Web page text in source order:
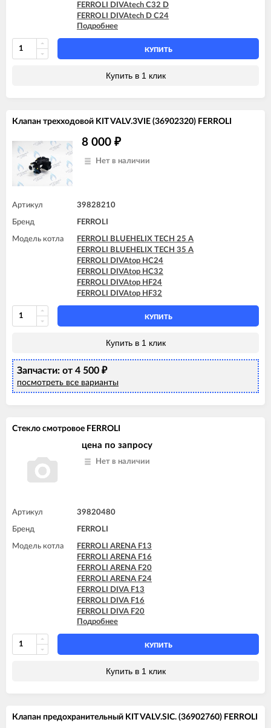
FERROLI DIVAtech C32 D
FERROLI DIVAtech D C24
FERROLI DIVAtech D C32
FERROLI DIVAtech D F32
FERROLI DIVAtech D HF32
FERROLI DIVAtech F32 D
FERROLI DIVAtop F32
FERROLI DIVAtop micro F32
FERROLI DIVAtop ST C32
FERROLI DIVAtop ST F32
FERROLI DOMINA C32 N
FERROLI DOMIproject F32
FERROLI DOMItech F32
FERROLI DOMItech F32 D
Подробнее
КУПИТЬ
Купить в 1 клик
Клапан трехходовой KIT VALV.3VIE (36902320) FERROLI
8 000 ₽
Нет в наличии
Артикул 39828210
Бренд FERROLI
Модель котла
FERROLI BLUEHELIX TECH 25 A
FERROLI BLUEHELIX TECH 35 A
FERROLI DIVAtop HC24
FERROLI DIVAtop HC32
FERROLI DIVAtop HF24
FERROLI DIVAtop HF32
КУПИТЬ
Купить в 1 клик
Запчасти: от 4 500 ₽
посмотреть все варианты
Стекло смотровое FERROLI
цена по запросу
Нет в наличии
Артикул 39820480
Бренд FERROLI
Модель котла
FERROLI ARENA F13
FERROLI ARENA F16
FERROLI ARENA F20
FERROLI ARENA F24
FERROLI DIVA F13
FERROLI DIVA F16
FERROLI DIVA F20
FERROLI DIVA F24
FERROLI DIVA F28
FERROLI DIVA F37
FERROLI DIVA HF32
FERROLI DIVAtech D F37
Подробнее
КУПИТЬ
Купить в 1 клик
Клапан предохранительный KIT VALV.SIC. (36902760) FERROLI